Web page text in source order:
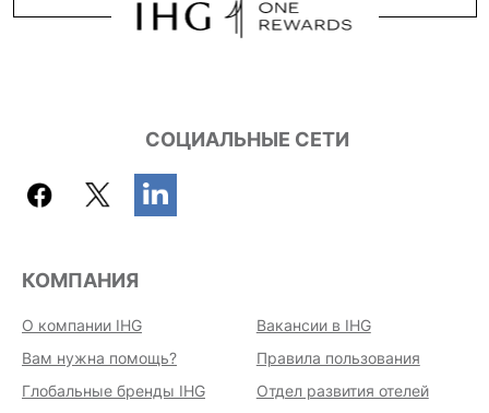
СОЦИАЛЬНЫЕ СЕТИ
КОМПАНИЯ
О компании IHG
Вакансии в IHG
Вам нужна помощь?
Правила пользования
Глобальные бренды IHG
Отдел развития отелей